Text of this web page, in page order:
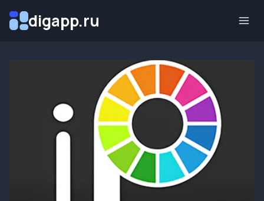
digapp.ru